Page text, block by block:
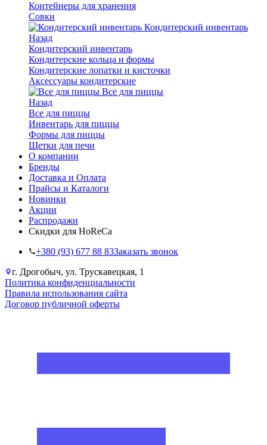
Контейнеры для хранения
Совки
Кондитерский инвентарь
Назад
Кондитерский инвентарь
Кондитерские кольца и формы
Кондитерские лопатки и кисточки
Аксессуары кондитерские
Все для пиццы
Назад
Все для пиццы
Инвентарь для пиццы
Формы для пиццы
Щетки для печи
О компании
Бренды
Доставка и Оплата
Прайсы и Каталоги
Новинки
Акции
Распродажи
Скидки для HoReCa
+38‎0 (93) 677 88 83Заказать звонок
г. Дрогобыч, ул. Трускавецкая, 1
Политика конфиденциальности
Правила использования сайта
Договор публичной оферты